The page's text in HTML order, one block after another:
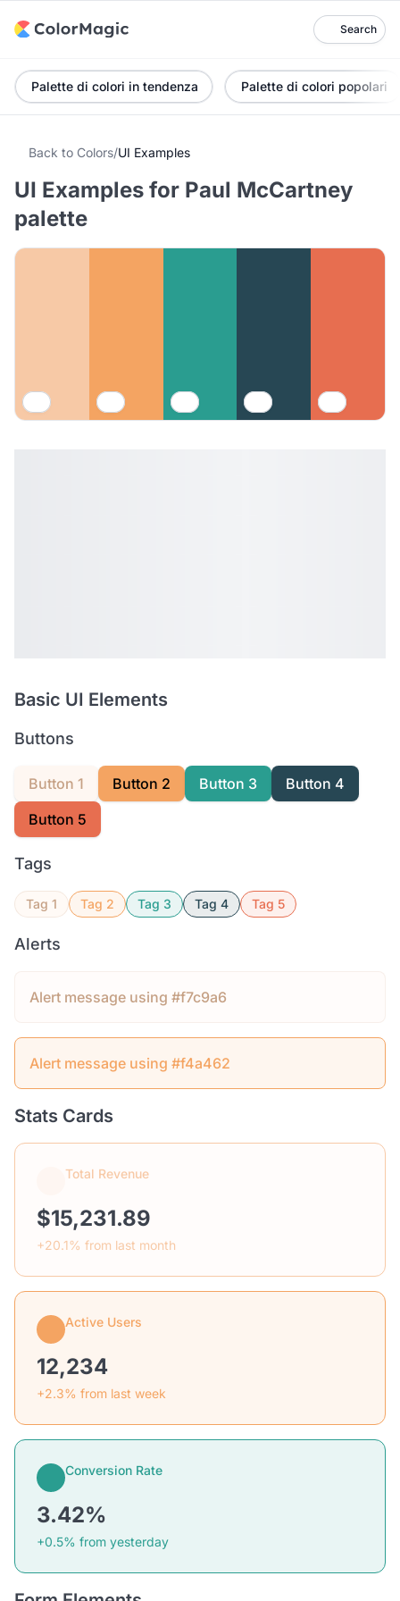
Search
Palette di colori in tendenza Palette di colori popolari
Back to Colors/UI Examples
UI Examples for Paul McCartney
palette
Basic UI Elements
Buttons
Button 1 Button 2 Button 3
Button 4
Button 5
Tags
Tag 1 Tag 2 Tag 3 Tag 4 Tag 5
Alerts
Alert message using #f7c9a6
Alert message using #f4a462
Stats Cards
Total Revenue
$15,231.89
+20.1% from last month
Active Users
12,234
+2.3% from last week
Conversion Rate
3.42%
+0.5% from yesterday